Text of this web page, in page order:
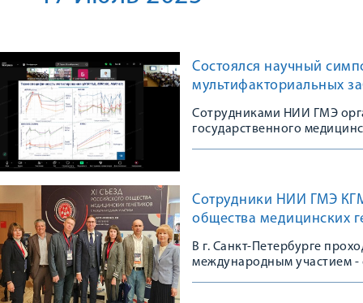
Состоялся научный
мультифакториальных
Сотрудниками НИИ ГМЭ
государственного
Сотрудники НИИ ГМЭ
общества медицинских
В г. Санкт-Петербурге
международным участием -